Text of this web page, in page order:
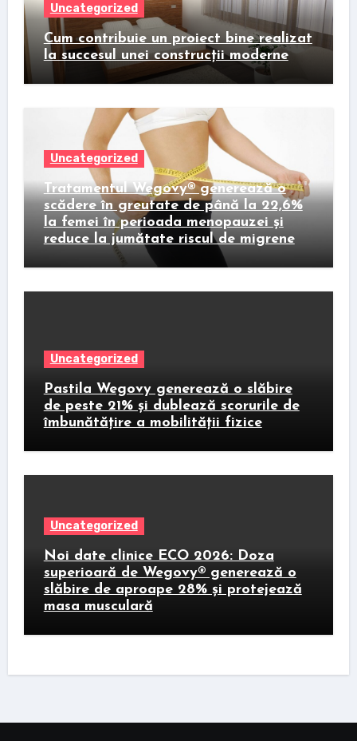
Uncategorized
Cum contribuie un proiect bine realizat
la succesul unei construcții moderne
Uncategorized
Tratamentul Wegovy® generează o
scădere în greutate de până la 22,6%
la femei în perioada menopauzei și
reduce la jumătate riscul de migrene
Uncategorized
Pastila Wegovy generează o slăbire
de peste 21% și dublează scorurile de
îmbunătățire a mobilității fizice
Uncategorized
Noi date clinice ECO 2026: Doza
superioară de Wegovy® generează o
slăbire de aproape 28% și protejează
masa musculară